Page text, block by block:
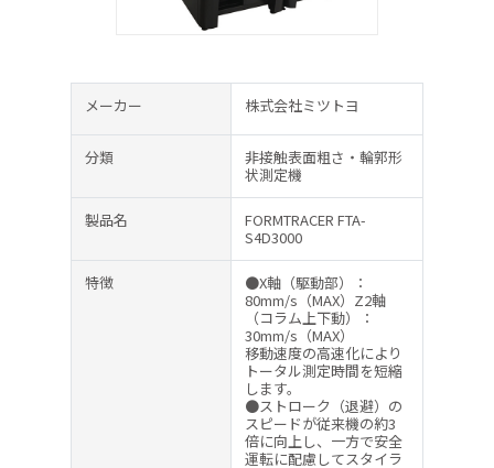
メーカー 株式会社ミツトヨ
分類
非接触表面粗さ・輪郭形
状測定機
製品名
FORMTRACER FTA-
S4D3000
特徴
●X軸（駆動部）：
80mm/s（MAX）Z2軸
（コラム上下動）：
30mm/s（MAX）
移動速度の高速化により
トータル測定時間を短縮
します。
●ストローク（退避）の
スピードが従来機の約3
倍に向上し、一方で安全
運転に配慮してスタイラ